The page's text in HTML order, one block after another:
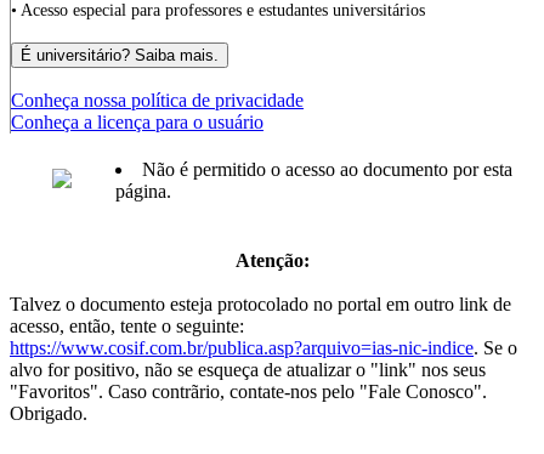
• Acesso especial para professores e estudantes universitários
Conheça nossa política de privacidade
Conheça a licença para o usuário
Não é permitido o acesso ao documento por esta
página.
Atenção:
Talvez o documento esteja protocolado no portal em outro link de
acesso, então, tente o seguinte:
https://www.cosif.com.br/publica.asp?arquivo=ias-nic-indice. Se o
alvo for positivo, não se esqueça de atualizar o "link" nos seus
"Favoritos". Caso contrãrio, contate-nos pelo "Fale Conosco".
Obrigado.